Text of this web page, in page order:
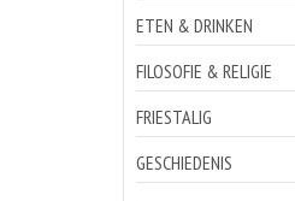
ETEN & DRINKEN
FILOSOFIE & RELIGIE
FRIESTALIG
GESCHIEDENIS